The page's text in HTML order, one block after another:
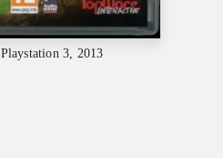
Playstation 3, 2013